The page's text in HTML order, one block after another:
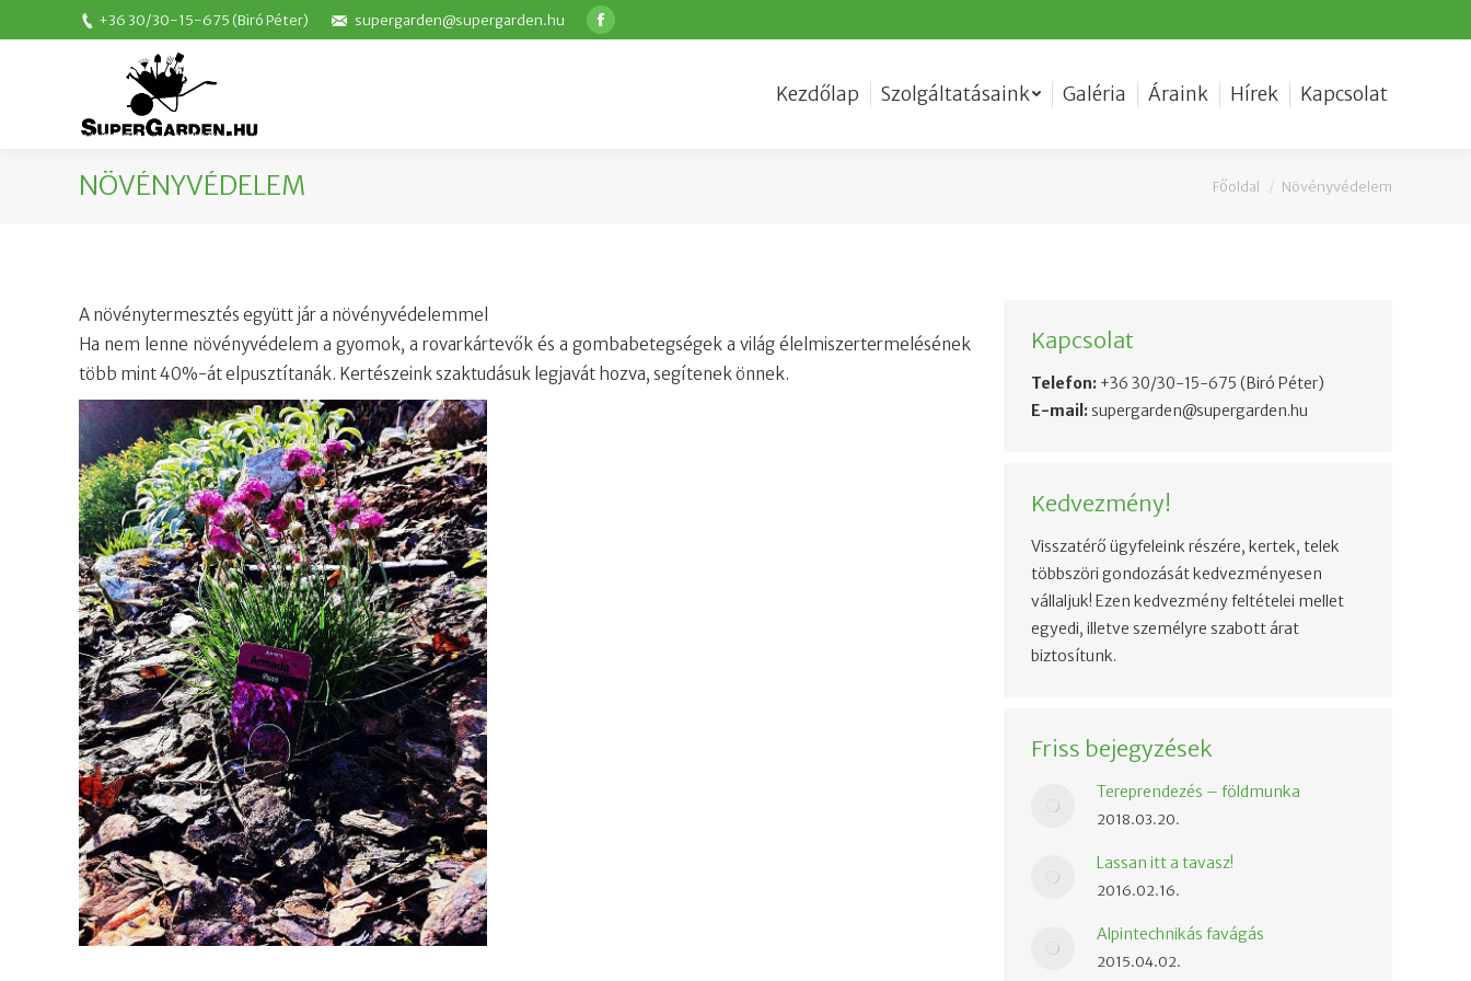
+36 30/30-15-675 (Biró Péter) supergarden@supergarden.hu Facebook
Kezdőlap Szolgáltatásaink Galéria Áraink Hírek Kapcsolat
NÖVÉNYVÉDELEM You are here:
Főoldal Növényvédelem
A növénytermesztés együtt jár a növényvédelemmel
Ha nem lenne növényvédelem a gyomok, a rovarkártevők és a gombabetegségek a világ élelmiszertermelésének
több mint 40%-át elpusztítanák. Kertészeink szaktudásuk legjavát hozva, segítenek önnek.
Kapcsolat
Telefon: +36 30/30-15-675 (Biró Péter)
E-mail: supergarden@supergarden.hu
Kedvezmény!
Visszatérő ügyfeleink részére, kertek, telek
többszöri gondozását kedvezményesen
vállaljuk! Ezen kedvezmény feltételei mellet
egyedi, illetve személyre szabott árat
biztosítunk.
Friss bejegyzések
Tereprendezés – földmunka
2018.03.20.
Lassan itt a tavasz!
2016.02.16.
Alpintechnikás favágás
2015.04.02.